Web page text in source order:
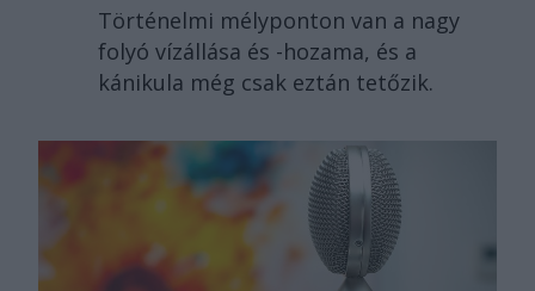
Történelmi mélyponton van a nagy
folyó vízállása és -hozama, és a
kánikula még csak eztán tetőzik.